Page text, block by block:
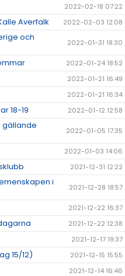
2022-02-18 07:22
Averfalk 2022-02-03 12:08
och
2022-01-31 18:30
2022-01-24 18:52
2022-01-21 16:49
2022-01-21 16:34
18-19 2022-01-12 12:58
gällande
2022-01-05 17:35
2022-01-03 14:06
2021-12-31 12:22
i
2021-12-28 18:57
2021-12-22 16:37
2021-12-22 12:38
2021-12-17 19:37
15/12) 2021-12-15 15:55
2021-12-14 16:46